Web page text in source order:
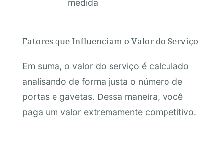
medida
Fatores que Influenciam o Valor do Serviço
Em suma, o valor do serviço é calculado
analisando de forma justa o número de
portas e gavetas. Dessa maneira, você
paga um valor extremamente competitivo.